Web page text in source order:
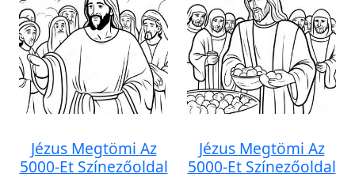
Jézus Megtömi Az
5000-Et Színezőoldal
Jézus Megtömi Az
5000-Et Színezőoldal